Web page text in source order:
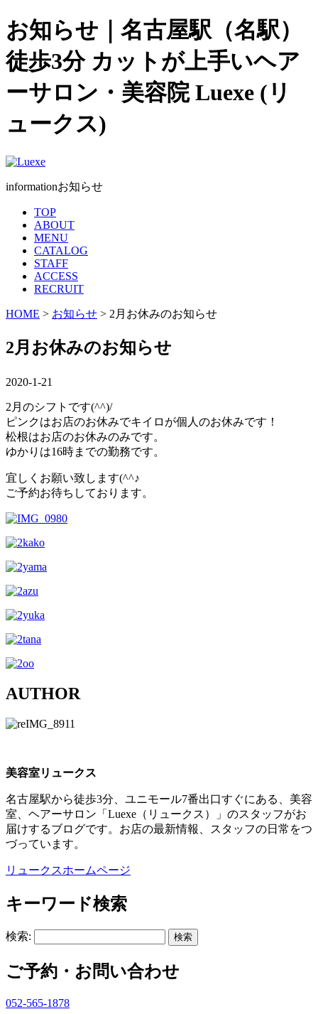
お知らせ｜名古屋駅（名駅）
徒歩3分 カットが上手いヘア
ーサロン・美容院 Luexe (リ
ュークス)
informationお知らせ
TOP
ABOUT
MENU
CATALOG
STAFF
ACCESS
RECRUIT
HOME > お知らせ > 2月お休みのお知らせ
2月お休みのお知らせ
2020-1-21
2月のシフトです(^^)/
ピンクはお店のお休みでキイロが個人のお休みです！
松根はお店のお休みのみです。
ゆかりは16時までの勤務です。
宜しくお願い致します(^^♪
ご予約お待ちしております。
AUTHOR
美容室リュークス
名古屋駅から徒歩3分、ユニモール7番出口すぐにある、美容
室、ヘアーサロン「Luexe（リュークス）」のスタッフがお
届けするブログです。お店の最新情報、スタッフの日常をつ
づっています。
リュークスホームページ
キーワード検索
検索:
ご予約・お問い合わせ
052-565-1878